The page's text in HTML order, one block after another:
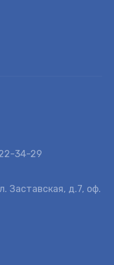
34-29
Заставская, д.7, оф.